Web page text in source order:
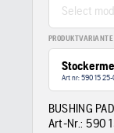
Select
PRODUKTVARIANTE
Art nr: 590 15
BUSHING
Art-Nr.: 590